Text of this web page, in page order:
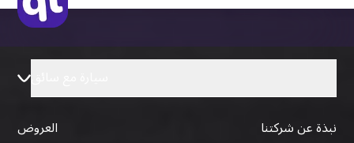
نبذة عن شركتنا
العروض